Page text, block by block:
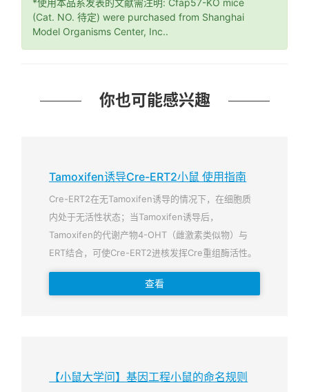
*使用本品系发表的文献需注明: Cfap57-KO mice
(Cat. NO. 待定) were purchased from Shanghai
Model Organisms Center, Inc..
你也可能感兴趣
Tamoxifen诱导Cre-ERT2小鼠 使用指南
Cre-ERT2在无Tamoxifen诱导的情况下，在细胞质
内处于无活性状态；当Tamoxifen诱导后，
Tamoxifen的代谢产物4-OHT（雌激素类似物）与
ERT结合，可使Cre-ERT2进核发挥Cre重组酶活性。
查看
【小鼠大学问】基因工程小鼠的命名规则